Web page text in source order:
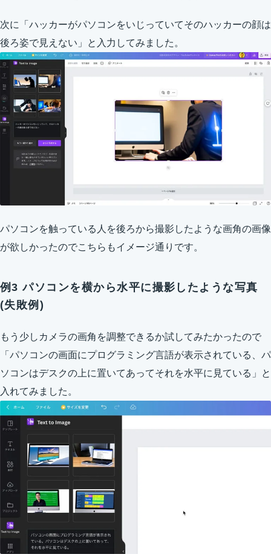
次に「ハッカーがパソコンをいじっていてそのハッカーの顔は
後ろ姿で見えない」と入力してみました。
パソコンを触っている人を後ろから撮影したような画角の画像
が欲しかったのでこちらもイメージ通りです。
例3 パソコンを横から水平に撮影したような写真
(失敗例)
もう少しカメラの画角を調整できるか試してみたかったので
「パソコンの画面にプログラミング言語が表示されている、パ
ソコンはデスクの上に置いてあってそれを水平に見ている」と
入れてみました。